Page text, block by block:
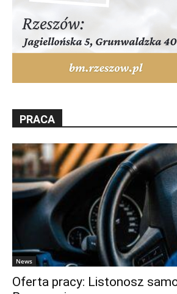
PRACA
News
Oferta pracy: Listonosz